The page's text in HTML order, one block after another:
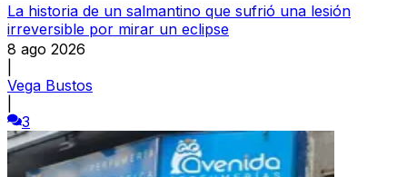
La historia de un salmantino que sufrió una lesión
irreversible por mirar un eclipse
8 ago 2026
Vega Bustos
3